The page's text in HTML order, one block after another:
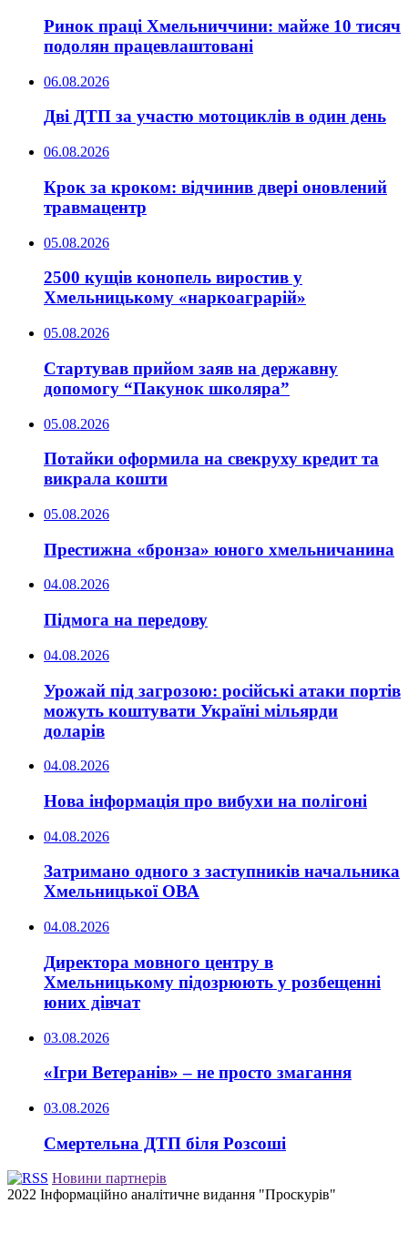
Ринок праці Хмельниччини: майже 10 тисяч
подолян працевлаштовані
06.08.2026
Дві ДТП за участю мотоциклів в один день
06.08.2026
Крок за кроком: відчинив двері оновлений
травмацентр
05.08.2026
2500 кущів конопель виростив у
Хмельницькому «наркоаграрій»
05.08.2026
Стартував прийом заяв на державну
допомогу “Пакунок школяра”
05.08.2026
Потайки оформила на свекруху кредит та
викрала кошти
05.08.2026
Престижна «бронза» юного хмельничанина
04.08.2026
Підмога на передову
04.08.2026
Урожай під загрозою: російські атаки портів
можуть коштувати Україні мільярди
доларів
04.08.2026
Нова інформація про вибухи на полігоні
04.08.2026
Затримано одного з заступників начальника
Хмельницької ОВА
04.08.2026
Директора мовного центру в
Хмельницькому підозрюють у розбещенні
юних дівчат
03.08.2026
«Ігри Ветеранів» – не просто змагання
03.08.2026
Смертельна ДТП біля Розсоші
Новини партнерів
2022 Інформаційно аналітичне видання "Проскурів"